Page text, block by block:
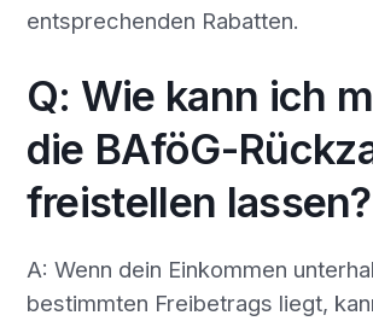
entsprechenden Rabatten.
Q: Wie kann ich
die BAföG-
freistellen lassen?
A: Wenn dein Einkommen
bestimmten Freibetrags liegt,